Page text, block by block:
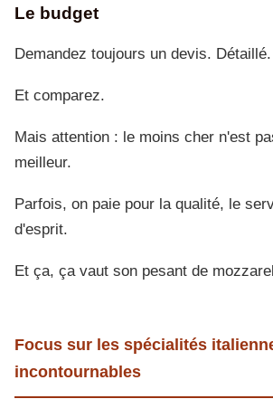
Le budget
Demandez toujours un devis. Détaillé.
Et comparez.
Mais attention : le moins cher n'est
meilleur.
Parfois, on paie pour la qualité, le
d'esprit.
Et ça, ça vaut son pesant de
Focus sur les spécialités
incontournables